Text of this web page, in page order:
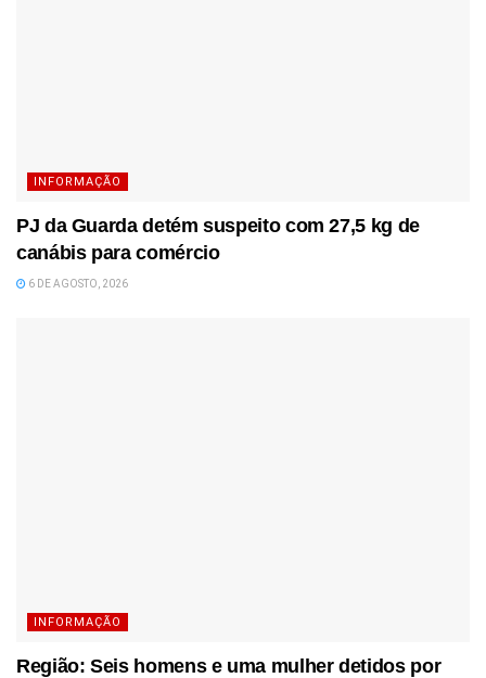
INFORMAÇÃO
PJ da Guarda detém suspeito com 27,5 kg de
canábis para comércio
6 DE AGOSTO, 2026
INFORMAÇÃO
Região: Seis homens e uma mulher detidos por